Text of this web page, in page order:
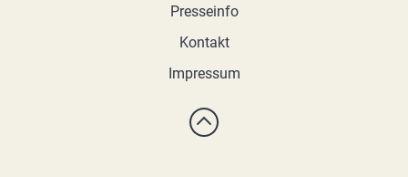
Presseinfo
Kontakt
Impressum